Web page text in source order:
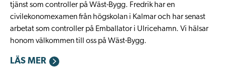
tjänst som controller på Wäst-Bygg. Fredrik har en
civilekonomexamen från högskolan i Kalmar och har senast
arbetat som controller på Emballator i Ulricehamn. Vi hälsar
honom välkommen till oss på Wäst-Bygg.
LÄS MER